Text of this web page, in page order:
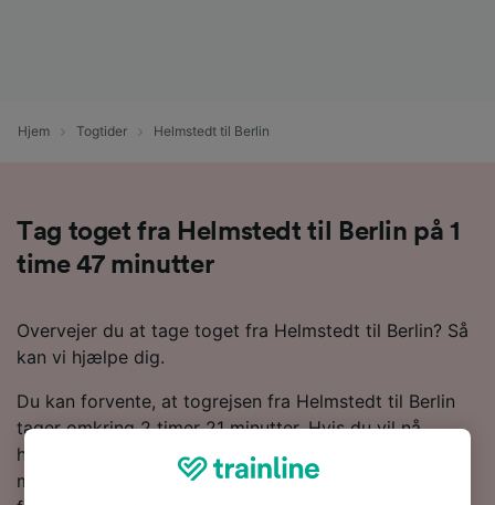
Hjem Togtider Helmstedt til Berlin
Tag toget fra Helmstedt til Berlin på 1
time 47 minutter
Overvejer du at tage toget fra Helmstedt til Berlin? Så
kan vi hjælpe dig.
Du kan forvente, at togrejsen fra Helmstedt til Berlin
tager omkring 2 timer 21 minutter. Hvis du vil nå
hurtigst muligt frem, kan det tage ned til 1 time 47
minutter på de hurtigste tjenester. Du vil som regel